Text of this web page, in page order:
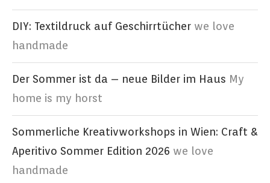
DIY: Textildruck auf Geschirrtücher we love
handmade
Der Sommer ist da – neue Bilder im Haus My
home is my horst
Sommerliche Kreativworkshops in Wien: Craft &
Aperitivo Sommer Edition 2026 we love
handmade